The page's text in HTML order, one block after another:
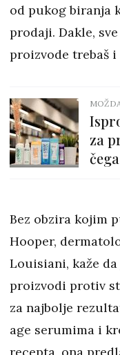
od pukog biranja
prodaji. Dakle,
proizvode trebaš
za
Bez obzira kojim
Hooper,
Louisiani, kaže
proizvodi protiv
za najbolje
age serumima i